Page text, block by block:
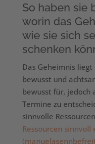
So haben sie
worin das
wie sie sich
schenken
Das Geheimnis
bewusst und
bewusst für, jedoch
Termine zu
sinnvolle
Ressourcen sinnvoll